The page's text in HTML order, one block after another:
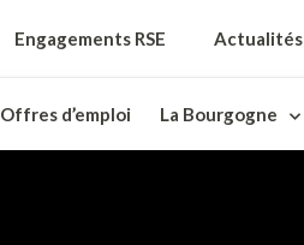
Engagements RSE Actualités
Offres d’emploi La Bourgogne